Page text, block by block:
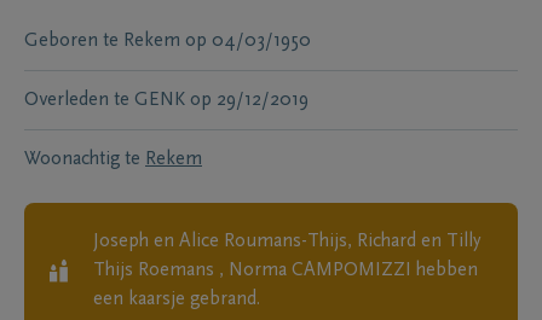
Geboren te Rekem op 04/03/1950
Overleden te GENK op 29/12/2019
Woonachtig te Rekem
Joseph en Alice Roumans-Thijs, Richard en Tilly
Thijs Roemans , Norma CAMPOMIZZI
hebben
een kaarsje gebrand.